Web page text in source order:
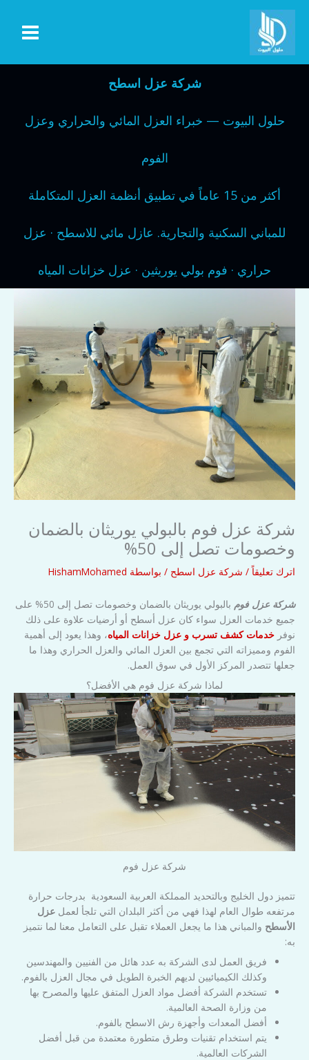
تخطي
المحتوى
شركة عزل اسطح
حلول البيوت — خبراء العزل المائي والحراري وعزل
الفوم
أكثر من 15 عاماً في تطبيق أنظمة العزل المتكاملة
للمباني السكنية والتجارية. عازل مائي للاسطح · عزل
حراري · فوم بولي يوريثين · عزل خزانات المياه
شركة عزل فوم بالبولي يوريثان بالضمان
وخصومات تصل إلى 50%
اترك تعليقاً / شركة عزل اسطح / بواسطة HishamMohamed
شركة عزل فوم
بالبولي يوريثان بالضمان وخصومات تصل إلى 50% على
جميع خدمات العزل سواء كان عزل أسطح أو أرضيات علاوة على ذلك
نوفر خدمات كشف تسرب و عزل خزانات المياه، وهذا يعود إلى أهمية
الفوم ومميزاته التي تجمع بين العزل المائي والعزل الحراري وهذا ما
جعلها تتصدر المركز الأول في سوق العمل.
لماذا شركة عزل فوم هي الأفضل؟
شركة عزل فوم
تتميز دول الخليج وبالتحديد المملكة العربية السعودية بدرجات حرارة
مرتفعه طوال العام لهذا فهي من أكثر البلدان التي تلجأ لعمل عزل
الأسطح والمباني هذا ما يجعل العملاء تقبل على التعامل معنا لما نتميز
به:
فريق العمل لدى الشركة به عدد هائل من الفنيين والمهندسين
وكذلك الكيميائيين لديهم الخبرة الطويل في مجال العزل بالفوم.
تستخدم الشركة أفضل مواد العزل المتفق عليها والمصرح بها
من وزارة الصحة العالمية.
أفضل المعدات وأجهزة رش الاسطح بالفوم.
يتم استخدام تقنيات وطرق متطورة معتمدة من قبل أفضل
الشركات العالمية.